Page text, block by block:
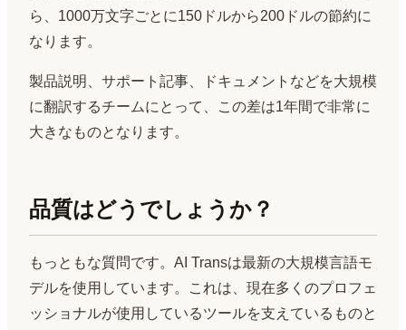
ら、1000万文字ごとに150ドルから200ドルの節約に
なります。
製品説明、サポート記事、ドキュメントなどを大規模
に翻訳するチームにとって、この差は1年間で非常に
大きなものとなります。
品質はどうでしょうか？
もっともな質問です。AI Transは最新の大規模言語モ
デルを使用しています。これは、現在多くのプロフェ
ッショナルが使用しているツールを支えているものと